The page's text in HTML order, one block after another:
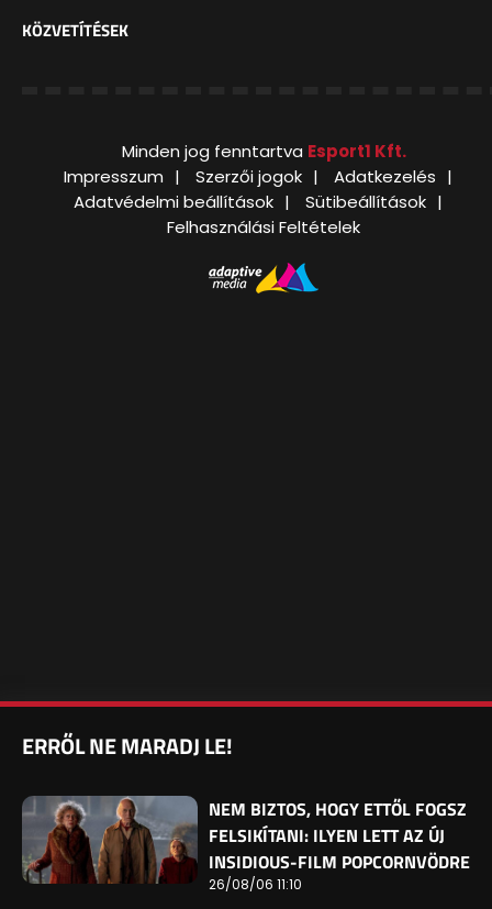
KÖZVETÍTÉSEK
Minden jog fenntartva Esport1 Kft.
Impresszum
Szerzői jogok
Adatkezelés
Adatvédelmi beállítások
Sütibeállítások
Felhasználási Feltételek
ERRŐL NE MARADJ LE!
NEM BIZTOS, HOGY ETTŐL FOGSZ
FELSIKÍTANI: ILYEN LETT AZ ÚJ
INSIDIOUS-FILM POPCORNVÖDRE
26/08/06 11:10